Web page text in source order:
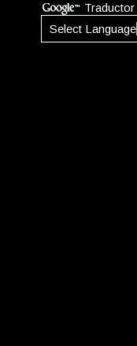
Traductor
Select Language